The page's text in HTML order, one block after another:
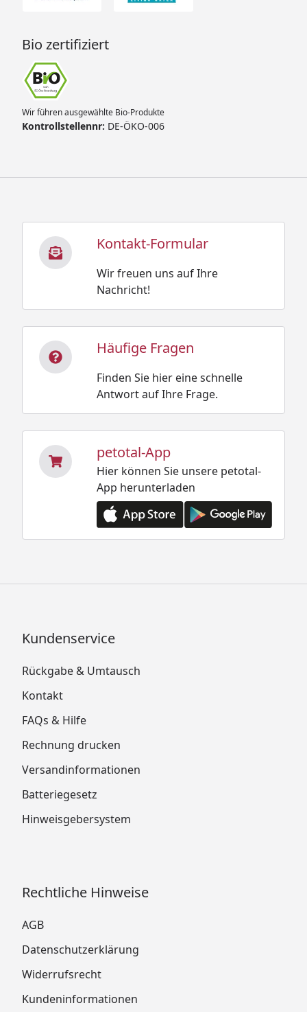
Bio zertifiziert
Wir führen ausgewählte Bio-Produkte
Kontrollstellennr: DE-ÖKO-006
Kontakt-Formular
Wir freuen uns auf Ihre
Nachricht!
Häufige Fragen
Finden Sie hier eine schnelle
Antwort auf Ihre Frage.
petotal-App
Hier können Sie unsere petotal-
App herunterladen
Kundenservice
Rückgabe & Umtausch
Kontakt
FAQs & Hilfe
Rechnung drucken
Versandinformationen
Batteriegesetz
Hinweisgebersystem
Rechtliche Hinweise
AGB
Datenschutzerklärung
Widerrufsrecht
Kundeninformationen